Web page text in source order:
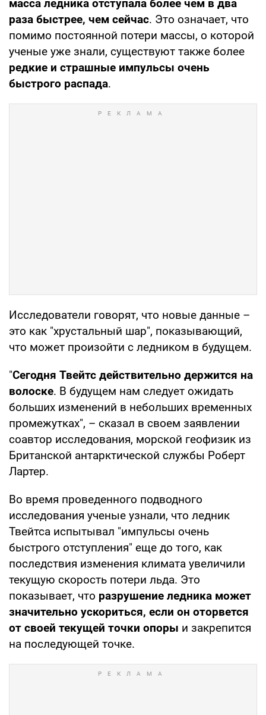
масса ледника отступала более чем в два
раза быстрее, чем сейчас. Это означает, что
помимо постоянной потери массы, о которой
ученые уже знали, существуют также более
редкие и страшные импульсы очень
быстрого распада.
Исследователи говорят, что новые данные –
это как "хрустальный шар", показывающий,
что может произойти с ледником в будущем.
"Сегодня Твейтс действительно держится на
волоске. В будущем нам следует ожидать
больших изменений в небольших временных
промежутках", – сказал в своем заявлении
соавтор исследования, морской геофизик из
Британской антарктической службы Роберт
Лартер.
Во время проведенного подводного
исследования ученые узнали, что ледник
Твейтса испытывал "импульсы очень
быстрого отступления" еще до того, как
последствия изменения климата увеличили
текущую скорость потери льда. Это
показывает, что разрушение ледника может
значительно ускориться, если он оторвется
от своей текущей точки опоры и закрепится
на последующей точке.